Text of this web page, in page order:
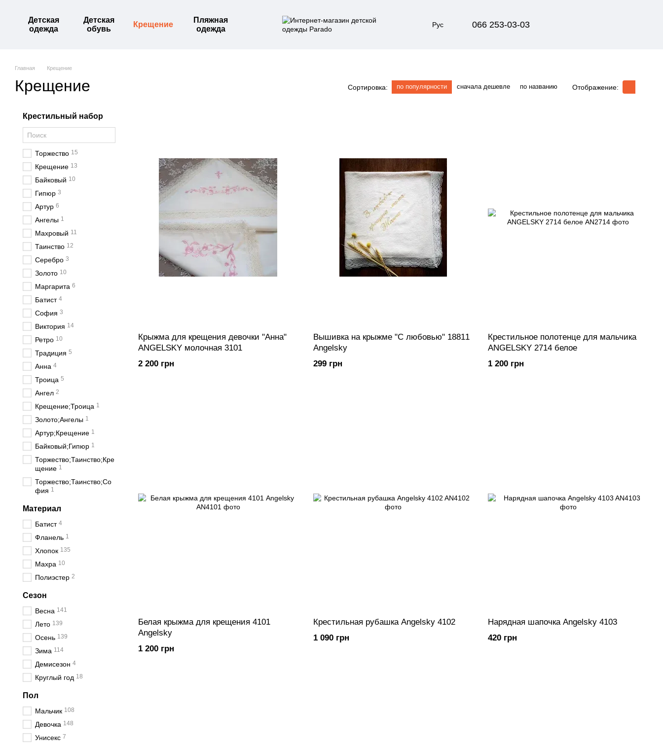
Детская
одежда
Детская
обувь
Крещение
Пляжная
одежда
Рус 066 253-03-03
Главная Крещение
Крещение Сортировка: по популярности сначала дешевле по названию Отображение:
Крыжма для крещения девочки "Анна"
ANGELSKY молочная 3101
2 200 грн
Вышивка на крыжме "С любовью" 18811
Angelsky
299 грн
Крестильное полотенце для мальчика
ANGELSKY 2714 белое
1 200 грн
Белая крыжма для крещения 4101
Angelsky
1 200 грн
Крестильная рубашка Angelsky 4102
1 090 грн
Нарядная шапочка Angelsky 4103
420 грн
Крестильный набор
Торжество 15
Крещение 13
Байковый 10
Гипюр 3
Артур 6
Ангелы 1
Махровый 11
Таинство 12
Серебро 3
Золото 10
Маргарита 6
Батист 4
София 3
Виктория 14
Ретро 10
Традиция 5
Анна 4
Троица 5
Ангел 2
Крещение;Троица 1
Золото;Ангелы 1
Артур;Крещение 1
Байковый;Гипюр 1
Торжество;Таинство;Кре
щение 1
Торжество;Таинство;Со
фия 1
Материал
Батист 4
Фланель 1
Хлопок 135
Махра 10
Полиэстер 2
Сезон
Весна 141
Лето 139
Осень 139
Зима 114
Демисезон 4
Круглый год 18
Пол
Мальчик 108
Девочка 148
Унисекс 7